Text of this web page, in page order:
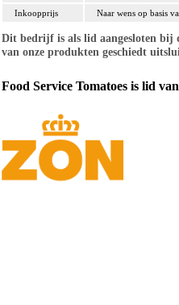
Inkoopprijs
Naar wens op basis
Dit bedrijf is als lid aangesloten bij
van onze produkten geschiedt
Food Service Tomatoes is lid